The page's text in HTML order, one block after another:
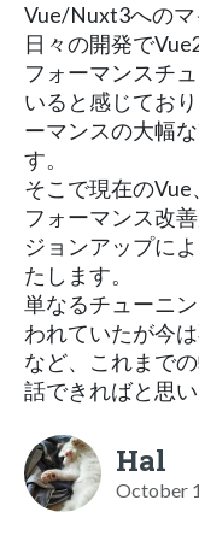
Vue/Nuxt3へのマ
日々の開発で
フォーマンスチ
いると感じてお
ーマンスの大幅
す。
そこで現在の
フォーマンス改
ジョンアップに
たします。
単なるチューニ
われていたが今
など、これまで
話できればと思い
Hal
October